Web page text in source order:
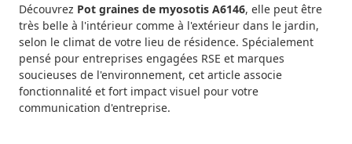
Découvrez Pot graines de myosotis A6146, elle peut être
très belle à l'intérieur comme à l'extérieur dans le jardin,
selon le climat de votre lieu de résidence. Spécialement
pensé pour entreprises engagées RSE et marques
soucieuses de l'environnement, cet article associe
fonctionnalité et fort impact visuel pour votre
communication d'entreprise.